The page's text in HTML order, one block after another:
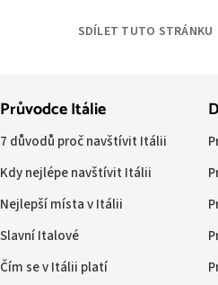
SDÍLET TUTO STRÁNKU
Průvodce Itálie
7 důvodů proč navštívit Itálii
Kdy nejlépe navštívit Itálii
Nejlepší místa v Itálii
Slavní Italové
Čím se v Itálii platí